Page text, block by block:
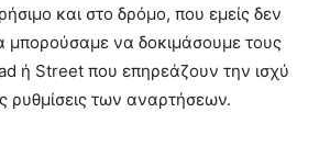
και στο δρόμο, που εμείς δεν
μπορούσαμε να δοκιμάσουμε τους
ή Street που επηρεάζουν την ισχύ
ρυθμίσεις των αναρτήσεων.